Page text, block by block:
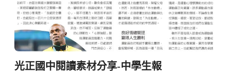
光正國中閱讀素材分享-中學生報